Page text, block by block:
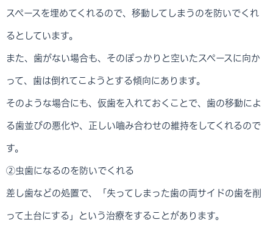
スペースを埋めてくれるので、移動してしまうのを防いでくれ
るとしています。
また、歯がない場合も、そのぽっかりと空いたスペースに向か
って、歯は倒れてこようとする傾向にあります。
そのような場合にも、仮歯を入れておくことで、歯の移動によ
る歯並びの悪化や、正しい嚙み合わせの維持をしてくれるので
す。
②虫歯になるのを防いでくれる
差し歯などの処置で、「失ってしまった歯の両サイドの歯を削
って土台にする」という治療をすることがあります。